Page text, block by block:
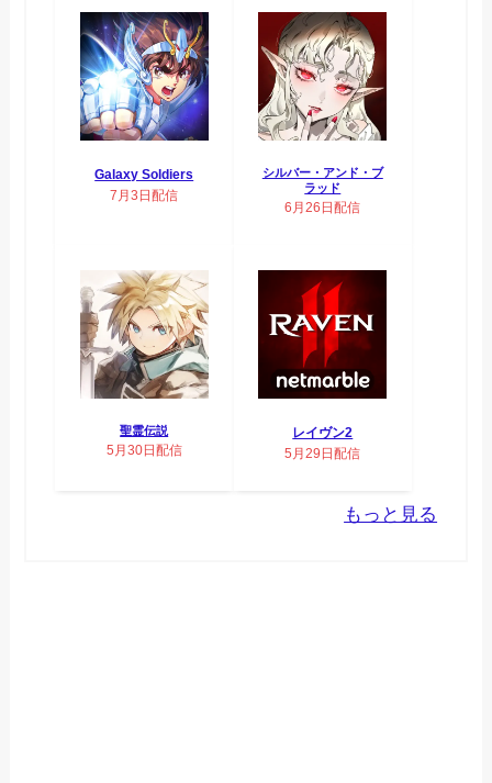
Galaxy Soldiers
7月3日配信
シルバー・アンド・ブ
ラッド
6月26日配信
聖霊伝説
5月30日配信
レイヴン2
5月29日配信
もっと見る